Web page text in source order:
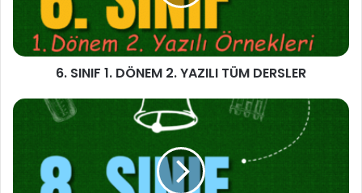
6. SINIF 1. DÖNEM 2. YAZILI TÜM DERSLER